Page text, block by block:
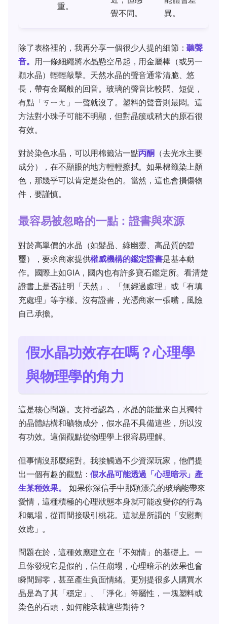
重。
覺不同。
異。
除了表格裡的，我再分享一個很少人提的細節：聽聲
音。 用一條細繩將水晶懸空吊起，用金屬棒（或另一
顆水晶）輕輕敲擊。天然水晶的聲音通常清脆、悠
長，帶有金屬般的回音。玻璃的聲音比較悶、短促，
有點「ㄎㄧㄤ」一聲就沒了。塑料的聲音則最悶。這
方法對小珠子可能不明顯，但對晶簇或稍大的原石很
有效。
對於染色水晶，可以用棉籤沾一點丙酮 （去光水主要
成分），在不顯眼的地方輕輕擦拭。如果棉籤染上顏
色，那幾乎可以肯定是染色的。當然，這也會損傷物
件，要謹慎。
最容易被忽略的一點：證書與來源
對於高單價的水晶（如髮晶、綠幽靈、高品質的碧
璽），要求商家提供權威機構的鑑定證書是基本動
作。國際上如GIA，國內也有許多寶石鑑定所。看清楚
證書上是否註明「天然」、「無經過處理」或「有填
充處理」等字樣。沒有證書，光憑商家一張嘴，風險
自己承擔。
假水晶功效存在嗎？心理學
與物理學的角力
這是核心問題。支持者認為，水晶的能量來自其獨特
的晶體結構和礦物成分，假水晶不具備這些，所以沒
有功效。這個觀點從物理學上很容易理解。
但事情沒那麼絕對。我接觸過不少資深玩家，他們提
出一個有趣的觀點：假水晶可能透過「心理暗示」產
生某種效果。
如果你深信手中那顆漂亮的玻璃能帶來
愛情，這種積極的心理狀態本身就可能改變你的行為
和氣場，從而間接吸引桃花。這就是所謂的「安慰劑
效應」。
問題在於，這種效應建立在「不知情」的基礎上。一
旦你發現它是假的，信任崩塌，心理暗示的效果也會
瞬間歸零，甚至產生負面情緒。更別提很多人購買水
晶是為了其「穩定」、「淨化」等屬性，一塊塑料或
染色的石頭，如何能承載這些期待？